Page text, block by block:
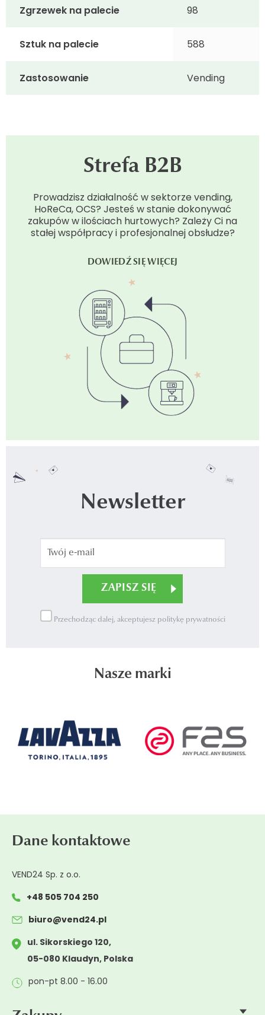
Zgrzewek na palecie 98
Sztuk na palecie 588
Zastosowanie Vending
Strefa B2B
Prowadzisz działalność w sektorze vending,
HoReCa, OCS? Jesteś w stanie dokonywać
zakupów w ilościach hurtowych? Zależy Ci na
stałej współpracy i profesjonalnej obsłudze?
DOWIEDŹ SIĘ WIĘCEJ
Newsletter
Przechodząc dalej, akceptujesz politykę prywatności
Nasze marki
Dane kontaktowe
VEND24 Sp. z o.o.
+48 505 704 250
biuro@vend24.pl
ul. Sikorskiego 120,
05-080 Klaudyn, Polska
pon-pt 8.00 - 16.00